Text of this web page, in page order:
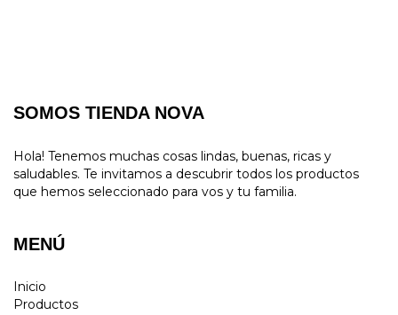
SOMOS TIENDA NOVA
Hola! Tenemos muchas cosas lindas, buenas, ricas y
saludables. Te invitamos a descubrir todos los productos
que hemos seleccionado para vos y tu familia.
MENÚ
Inicio
Productos